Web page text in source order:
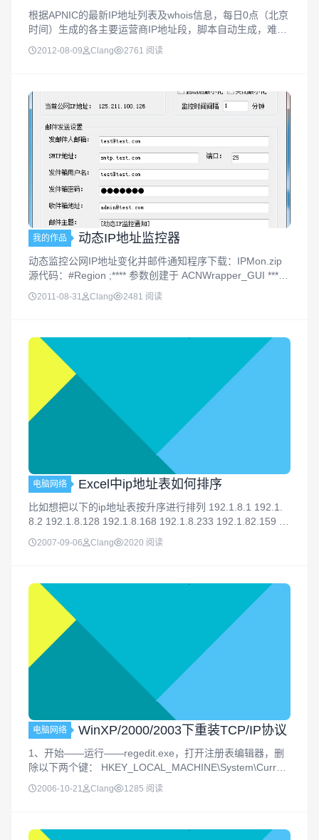
根据APNIC的最新IP地址列表及whois信息，每日0点（北京
时间）生成的各主要运营商IP地址段，脚本自动生成，难免
有错漏，有问题可以联系我。查看全部：https://ispip.clang.
cn/中国电信 IP地址段： https...
2012-08-09 Clang 2761 阅读
我的作品 动态IP地址监控器
动态监控公网IP地址变化并邮件通知程序下载：IPMon.zip
源代码：#Region ;**** 参数创建于 ACNWrapper_GUI **** #
AutoIt3Wrapper_icon=5.ico #AutoIt3Wrapper...
2011-08-31 Clang 2481 阅读
电脑网络 Excel中ip地址表如何排序
比如想把以下的ip地址表按升序进行排列 192.1.8.1 192.1.
8.2 192.1.8.128 192.1.8.168 192.1.8.233 192.1.82.159 19
2.1.8.221 192.1.8.6 192.1....
2007-09-06 Clang 2020 阅读
电脑网络 WinXP/2000/2003下重装TCP/IP协议
1、开始——运行——regedit.exe，打开注册表编辑器，删
除以下两个键： HKEY_LOCAL_MACHINE\System\Current
ControlSet\Services\Winsock HKEY_LOCAL_MACHI...
2006-10-21 Clang 1285 阅读